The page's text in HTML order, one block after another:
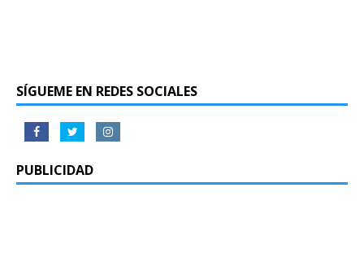
SÍGUEME EN REDES SOCIALES
PUBLICIDAD